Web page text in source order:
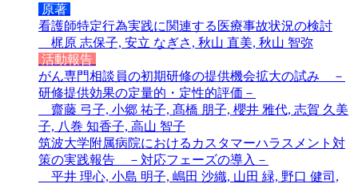
原著
看護師特定行為実践に関連する医療事故状況の検討
梶原 志保子, 安立 なぎさ, 秋山 直美, 秋山 智弥
活動報告
がん専門相談員の初期研修の提供機会拡大の試み －
研修提供効果の定量的・定性的評価－
齋藤 弓子, 小郷 祐子, 髙橋 朋子, 櫻井 雅代, 志賀 久美
子, 八巻 知香子, 高山 智子
筑波大学附属病院におけるカスタマーハラスメント対
策の実践報告 －対応フェーズの導入－
平井 理心, 小島 明子, 嶋田 沙織, 山田 緑, 野口 健司,